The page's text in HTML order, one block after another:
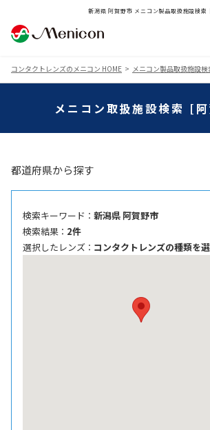
新潟県 阿賀野市 メニコン製品取扱施設検
コンタクトレンズのメニコン HOME メニコン製品取扱施設検
メニコン取扱施設検索 [
都道府県から探す
検索キーワード ： 新潟県 阿賀野市
検索結果 ： 2件
選択したレンズ ： コンタクトレンズの種類を